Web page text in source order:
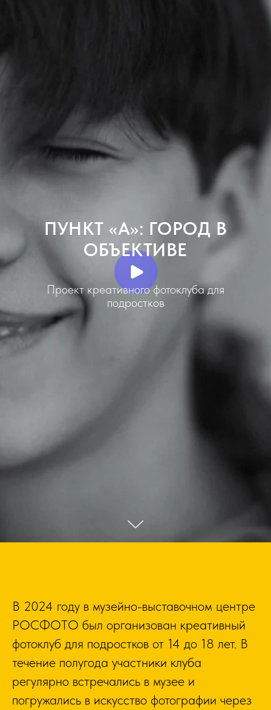
ПУНКТ «А»: ГОРОД В
ОБЪЕКТИВЕ
Проект креативного фотоклуба для
подростков
В 2024 году в музейно-выставочном центре
РОСФОТО был организован креативный
фотоклуб для подростков от 14 до 18 лет. В
течение полугода участники клуба
регулярно встречались в музее и
погружались в искусство фотографии через